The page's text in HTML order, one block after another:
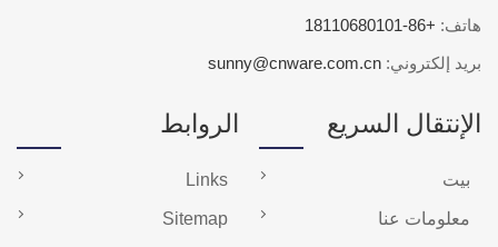
هاتف: +86-18110680101
بريد إلكتروني: sunny@cnware.com.cn
الإنتقال السريع
بيت
معلومات عنا
الروابط
Links
Sitemap